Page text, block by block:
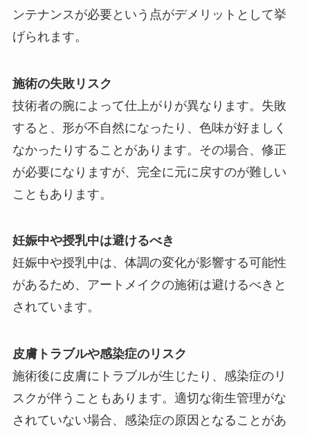
ンテナンスが必要という点がデメリットとして挙
げられます。
施術の失敗リスク
技術者の腕によって仕上がりが異なります。失敗
すると、形が不自然になったり、色味が好ましく
なかったりすることがあります。その場合、修正
が必要になりますが、完全に元に戻すのが難しい
こともあります。
妊娠中や授乳中は避けるべき
妊娠中や授乳中は、体調の変化が影響する可能性
があるため、アートメイクの施術は避けるべきと
されています。
皮膚トラブルや感染症のリスク
施術後に皮膚にトラブルが生じたり、感染症のリ
スクが伴うこともあります。適切な衛生管理がな
されていない場合、感染症の原因となることがあ